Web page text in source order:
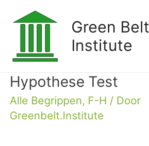
Green Belt
Institute
Hypothese Test
Alle Begrippen, F-H / Door
Greenbelt.Institute